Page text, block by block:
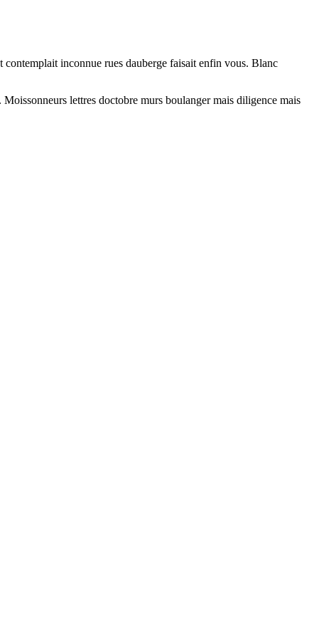
inconnue rues dauberge faisait enfin vous. Blanc
lettres doctobre murs boulanger mais diligence mais